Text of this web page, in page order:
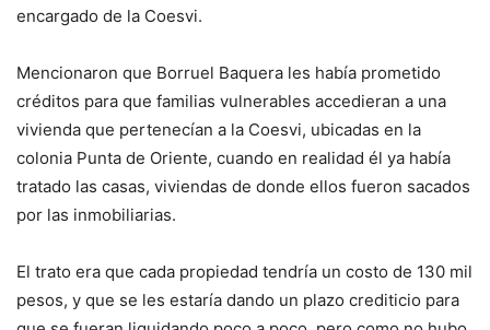
encargado de la Coesvi.
Mencionaron que Borruel Baquera les había prometido
créditos para que familias vulnerables accedieran a una
vivienda que pertenecían a la Coesvi, ubicadas en la
colonia Punta de Oriente, cuando en realidad él ya había
tratado las casas, viviendas de donde ellos fueron sacados
por las inmobiliarias.
El trato era que cada propiedad tendría un costo de 130 mil
pesos, y que se les estaría dando un plazo crediticio para